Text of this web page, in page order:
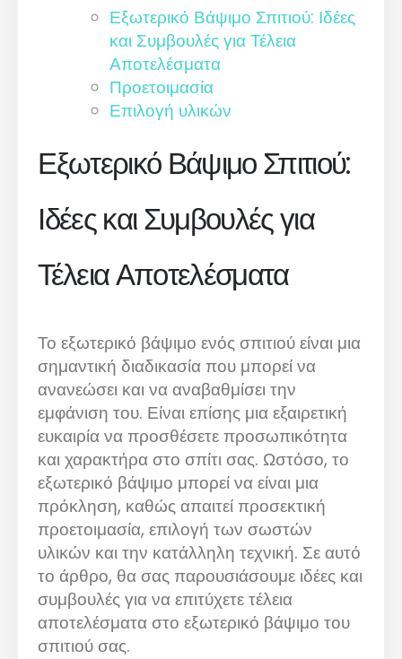
Εξωτερικό Βάψιμο Σπιτιού: Ιδέες
και Συμβουλές για Τέλεια
Αποτελέσματα
Προετοιμασία
Επιλογή υλικών
Εξωτερικό Βάψιμο Σπιτιού:
Ιδέες και Συμβουλές για
Τέλεια Αποτελέσματα
Το εξωτερικό βάψιμο ενός σπιτιού είναι μια
σημαντική διαδικασία που μπορεί να
ανανεώσει και να αναβαθμίσει την
εμφάνιση του. Είναι επίσης μια εξαιρετική
ευκαιρία να προσθέσετε προσωπικότητα
και χαρακτήρα στο σπίτι σας. Ωστόσο, το
εξωτερικό βάψιμο μπορεί να είναι μια
πρόκληση, καθώς απαιτεί προσεκτική
προετοιμασία, επιλογή των σωστών
υλικών και την κατάλληλη τεχνική. Σε αυτό
το άρθρο, θα σας παρουσιάσουμε ιδέες και
συμβουλές για να επιτύχετε τέλεια
αποτελέσματα στο εξωτερικό βάψιμο του
σπιτιού σας.